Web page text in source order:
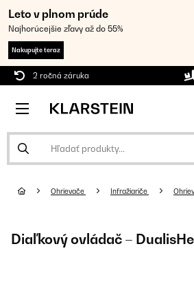
Leto v plnom prúde
Najhorúcejšie zľavy až do 55%
Nakupujte teraz
2 ročná záruka
Ohrievače Infražiariče
Diaľkový ovládač –